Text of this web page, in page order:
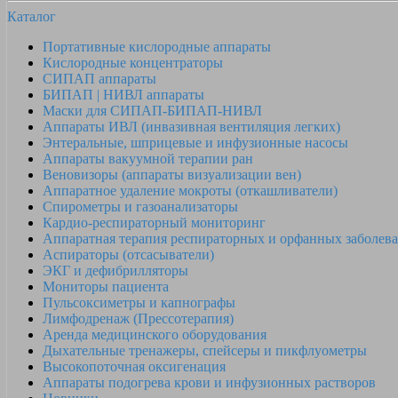
Каталог
Портативные кислородные аппараты
Кислородные концентраторы
СИПАП аппараты
БИПАП | НИВЛ аппараты
Маски для СИПАП-БИПАП-НИВЛ
Аппараты ИВЛ (инвазивная вентиляция легких)
Энтеральные, шприцевые и инфузионные насосы
Аппараты вакуумной терапии ран
Веновизоры (аппараты визуализации вен)
Аппаратное удаление мокроты (откашливатели)
Спирометры и газоанализаторы
Кардио-респираторный мониторинг
Аппаратная терапия респираторных и орфанных
Аспираторы (отсасыватели)
ЭКГ и дефибрилляторы
Мониторы пациента
Пульсоксиметры и капнографы
Лимфодренаж (Прессотерапия)
Аренда медицинского оборудования
Дыхательные тренажеры, спейсеры и пикфлуометры
Высокопоточная оксигенация
Аппараты подогрева крови и инфузионных растворов